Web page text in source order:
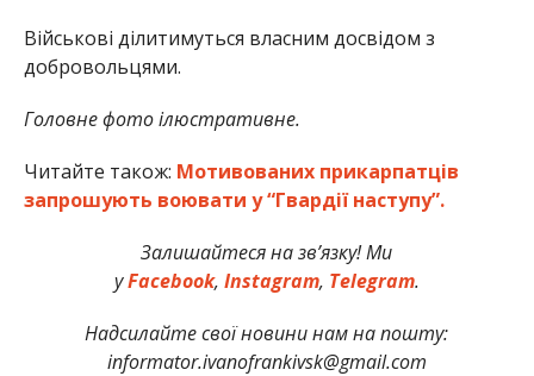
Військові ділитимуться власним досвідом з
добровольцями.
Головне фото ілюстративне.
Читайте також: Мотивованих прикарпатців
запрошують воювати у “Гвардії наступу”.
Залишайтеся на зв’язку! Ми
уFacebook, Instagram, Telegram.
Надсилайте свої новини нам на пошту:
informator.ivanofrankivsk@gmail.com